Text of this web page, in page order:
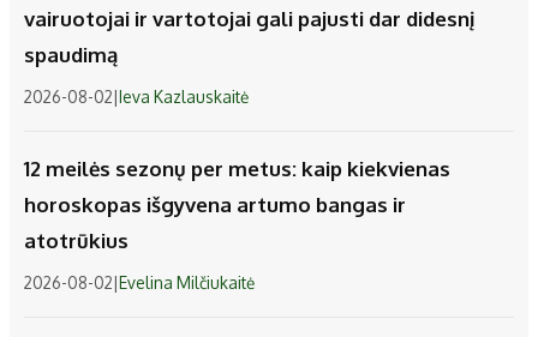
vairuotojai ir vartotojai gali pajusti dar didesnį
spaudimą
2026-08-02|Ieva Kazlauskaitė
12 meilės sezonų per metus: kaip kiekvienas
horoskopas išgyvena artumo bangas ir
atotrūkius
2026-08-02|Evelina Milčiukaitė